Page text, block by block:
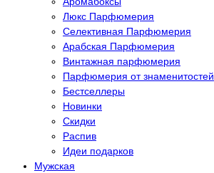
Люкс Парфюмерия
Селективная Парфюмерия
Арабская Парфюмерия
Винтажная парфюмерия
Парфюмерия от знаменитостей
Бестселлеры
Новинки
Скидки
Распив
Идеи подарков
Мужская